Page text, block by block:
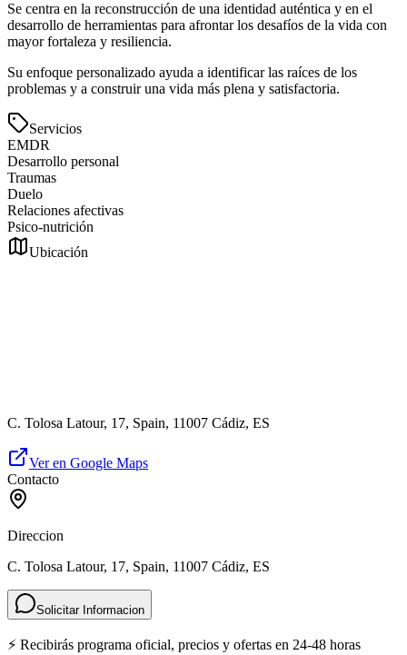
Se centra en la reconstrucción de una identidad auténtica y en el
desarrollo de herramientas para afrontar los desafíos de la vida con
mayor fortaleza y resiliencia.
Su enfoque personalizado ayuda a identificar las raíces de los
problemas y a construir una vida más plena y satisfactoria.
Servicios
EMDR
Desarrollo personal
Traumas
Duelo
Relaciones afectivas
Psico-nutrición
Ubicación
C. Tolosa Latour, 17, Spain, 11007 Cádiz, ES
Ver en Google Maps
Contacto
Direccion
C. Tolosa Latour, 17, Spain, 11007 Cádiz, ES
Solicitar Informacion
⚡ Recibirás programa oficial, precios y ofertas en 24-48 horas